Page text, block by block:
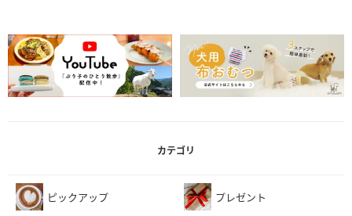
カテゴリ
ピックアップ プレゼント